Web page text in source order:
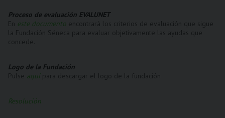
Proceso de evaluación EVALUNET
este documento
Logo de la Fundación
aquí
Resolución